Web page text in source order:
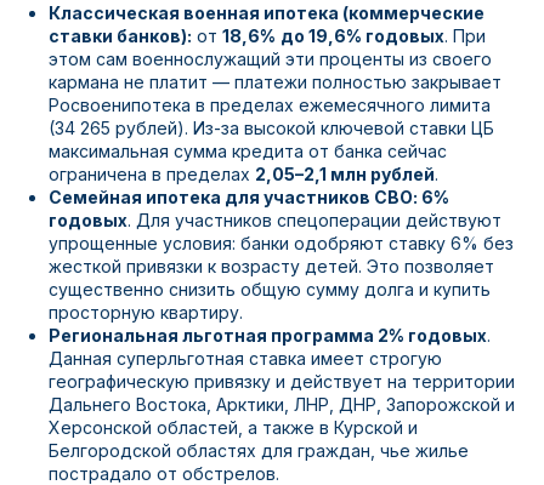
Классическая военная ипотека (коммерческие
ставки банков): от 18,6% до 19,6% годовых. При
этом сам военнослужащий эти проценты из своего
кармана не платит — платежи полностью закрывает
Росвоенипотека в пределах ежемесячного лимита
(34 265 рублей). Из-за высокой ключевой ставки ЦБ
максимальная сумма кредита от банка сейчас
ограничена в пределах 2,05–2,1 млн рублей.
Семейная ипотека для участников СВО: 6%
годовых. Для участников спецоперации действуют
упрощенные условия: банки одобряют ставку 6% без
жесткой привязки к возрасту детей. Это позволяет
существенно снизить общую сумму долга и купить
просторную квартиру.
Региональная льготная программа 2% годовых.
Данная суперльготная ставка имеет строгую
географическую привязку и действует на территории
Дальнего Востока, Арктики, ЛНР, ДНР, Запорожской и
Херсонской областей, а также в Курской и
Белгородской областях для граждан, чье жилье
пострадало от обстрелов.